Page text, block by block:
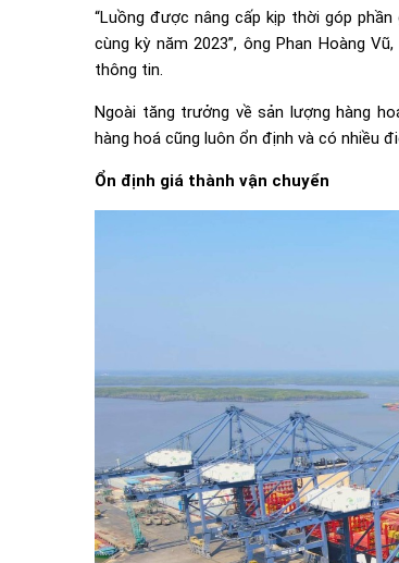
“Luồng được nâng cấp kịp thời góp
cùng kỳ năm 2023”, ông Phan Hoàng
thông tin.
Ngoài tăng trưởng về sản lượng hàng
hàng hoá cũng luôn ổn định và có nhiều
Ổn định giá thành vận chuyển